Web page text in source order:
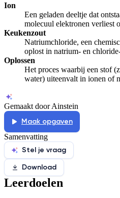
Ion
Een geladen deeltje dat
molecuul elektronen verliest
Keukenzout
Natriumchloride, een
oplost in natrium- en
Oplossen
Het proces waarbij een stof
water) uiteenvalt in ionen of
Gemaakt door Ainstein
Maak opgaven
Samenvatting
Stel je vraag
Download
Leerdoelen